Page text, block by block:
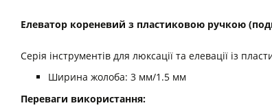
Елеватор кореневий з пластиковою ручкою
Серія інструментів для люксації та елевації із
Ширина жолоба: 3 мм/1.5 мм
Переваги використання: